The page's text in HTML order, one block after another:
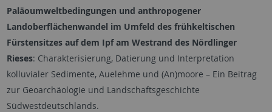
Paläoumweltbedingungen und anthropogener
Landoberflächenwandel im Umfeld des frühkeltischen
Fürstensitzes auf dem Ipf am Westrand des Nördlinger
Rieses: Charakterisierung, Datierung und Interpretation
kolluvialer Sedimente, Auelehme und (An)moore – Ein Beitrag
zur Geoarchäologie und Landschaftsgeschichte
Südwestdeutschlands.